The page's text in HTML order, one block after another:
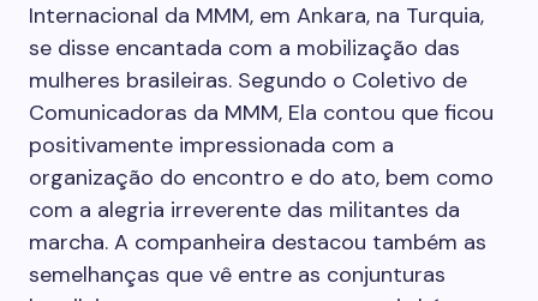
Internacional da MMM, em Ankara, na Turquia,
se disse encantada com a mobilização das
mulheres brasileiras. Segundo o Coletivo de
Comunicadoras da MMM, Ela contou que ficou
positivamente impressionada com a
organização do encontro e do ato, bem como
com a alegria irreverente das militantes da
marcha. A companheira destacou também as
semelhanças que vê entre as conjunturas